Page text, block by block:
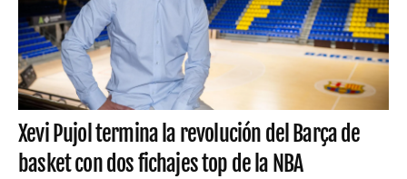
Xevi Pujol termina la revolución del Barça de
basket con dos fichajes top de la NBA